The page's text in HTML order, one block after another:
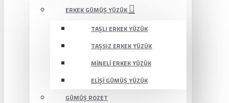
ERKEK GÜMÜŞ YÜZÜK
TAŞLI ERKEK YÜZÜK
TAŞSIZ ERKEK YÜZÜK
MINELI ERKEK YÜZÜK
ELIŞI GÜMÜŞ YÜZÜK
GÜMÜŞ ROZET